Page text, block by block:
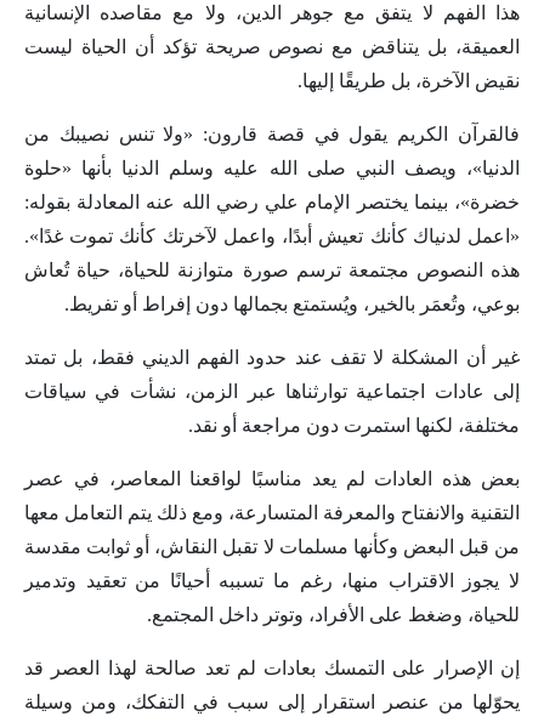
هذا الفهم لا يتفق مع جوهر الدين، ولا مع مقاصده الإنسانية
العميقة، بل يتناقض مع نصوص صريحة تؤكد أن الحياة ليست
نقيض الآخرة، بل طريقًا إليها.
فالقرآن الكريم يقول في قصة قارون: «ولا تنس نصيبك من
الدنيا»، ويصف النبي صلى الله عليه وسلم الدنيا بأنها «حلوة
خضرة»، بينما يختصر الإمام علي رضي الله عنه المعادلة بقوله:
«اعمل لدنياك كأنك تعيش أبدًا، واعمل لآخرتك كأنك تموت غدًا».
هذه النصوص مجتمعة ترسم صورة متوازنة للحياة، حياة تُعاش
بوعي، وتُعمَر بالخير، ويُستمتع بجمالها دون إفراط أو تفريط.
غير أن المشكلة لا تقف عند حدود الفهم الديني فقط، بل تمتد
إلى عادات اجتماعية توارثناها عبر الزمن، نشأت في سياقات
مختلفة، لكنها استمرت دون مراجعة أو نقد.
بعض هذه العادات لم يعد مناسبًا لواقعنا المعاصر، في عصر
التقنية والانفتاح والمعرفة المتسارعة، ومع ذلك يتم التعامل معها
من قبل البعض وكأنها مسلمات لا تقبل النقاش، أو ثوابت مقدسة
لا يجوز الاقتراب منها، رغم ما تسببه أحيانًا من تعقيد وتدمير
للحياة، وضغط على الأفراد، وتوتر داخل المجتمع.
إن الإصرار على التمسك بعادات لم تعد صالحة لهذا العصر قد
يحوّلها من عنصر استقرار إلى سبب في التفكك، ومن وسيلة